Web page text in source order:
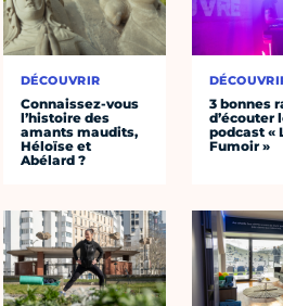
DÉCOUVRIR
Connaissez-vous
l’histoire des
amants maudits,
Héloïse et
Abélard ?
3 bonnes
d’écouter
podcast «
Fumoir »